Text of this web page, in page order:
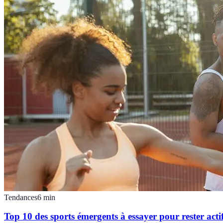
Tendances6 min
Top 10 des sports émergents à essayer pour rester